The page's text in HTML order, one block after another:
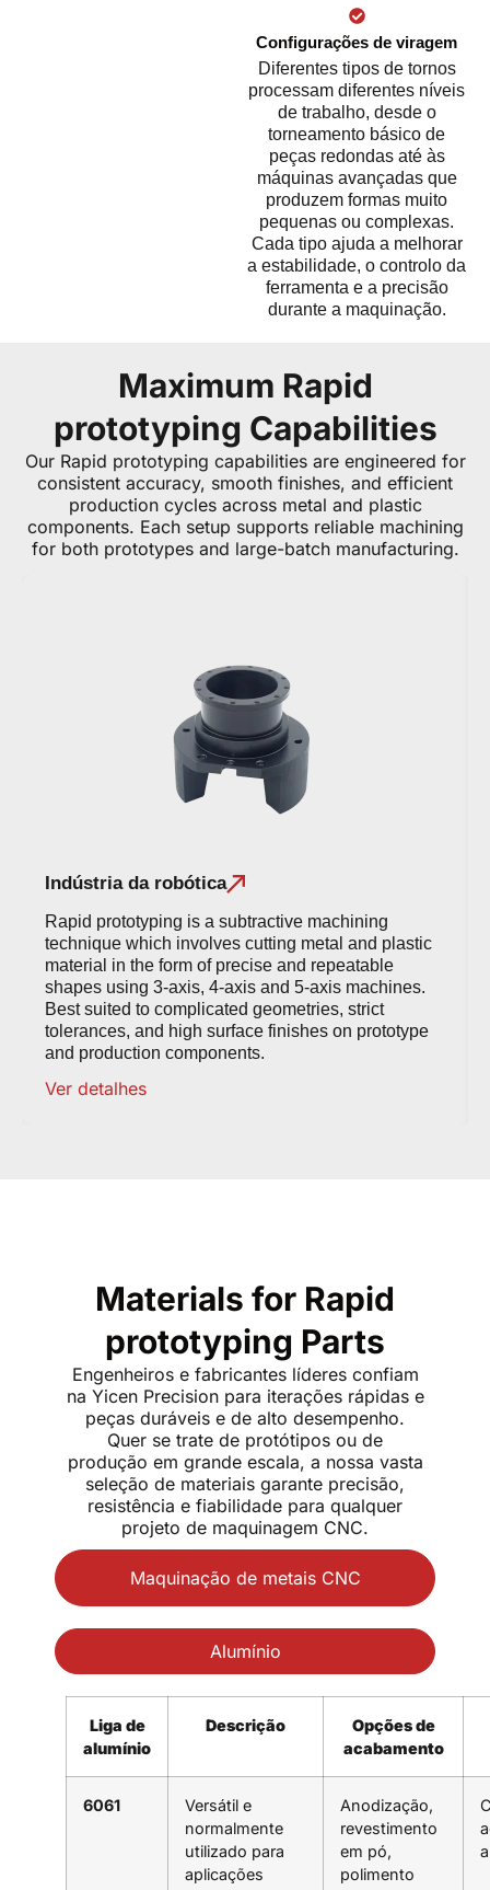
Configurações de viragem
Diferentes tipos de tornos
processam diferentes níveis
de trabalho, desde o
torneamento básico de
peças redondas até às
máquinas avançadas que
produzem formas muito
pequenas ou complexas.
Cada tipo ajuda a melhorar
a estabilidade, o controlo da
ferramenta e a precisão
durante a maquinação.
Maximum Rapid
prototyping Capabilities
Our Rapid prototyping capabilities are engineered for
consistent accuracy, smooth finishes, and efficient
production cycles across metal and plastic
components. Each setup supports reliable machining
for both prototypes and large-batch manufacturing.
Indústria da robótica
Rapid prototyping is a subtractive machining
technique which involves cutting metal and plastic
material in the form of precise and repeatable
shapes using 3-axis, 4-axis and 5-axis machines.
Best suited to complicated geometries, strict
tolerances, and high surface finishes on prototype
and production components.
Ver detalhes
Materials for Rapid
prototyping Parts
Engenheiros e fabricantes líderes confiam
na Yicen Precision para iterações rápidas e
peças duráveis e de alto desempenho.
Quer se trate de protótipos ou de
produção em grande escala, a nossa vasta
seleção de materiais garante precisão,
resistência e fiabilidade para qualquer
projeto de maquinagem CNC.
Maquinação de metais CNC
Alumínio
Liga de
alumínio
Descrição
Opções de
acabamento
6061
Versátil e
normalmente
utilizado para
aplicações
Anodização,
revestimento
em pó,
polimento